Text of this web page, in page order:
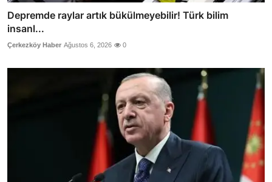
Depremde raylar artık bükülmeyebilir! Türk bilim
insanl...
Çerkezköy Haber Ağustos 6, 2026 0